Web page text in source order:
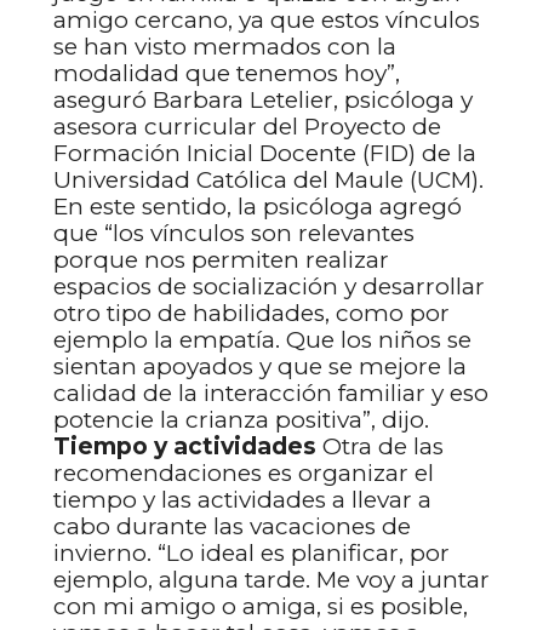
amigo cercano, ya que estos vínculos
se han visto mermados con la
modalidad que tenemos hoy”,
aseguró Barbara Letelier, psicóloga y
asesora curricular del Proyecto de
Formación Inicial Docente (FID) de la
Universidad Católica del Maule (UCM).
En este sentido, la psicóloga agregó
que “los vínculos son relevantes
porque nos permiten realizar
espacios de socialización y desarrollar
otro tipo de habilidades, como por
ejemplo la empatía. Que los niños se
sientan apoyados y que se mejore la
calidad de la interacción familiar y eso
potencie la crianza positiva”, dijo.
Tiempo y actividades Otra de las
recomendaciones es organizar el
tiempo y las actividades a llevar a
cabo durante las vacaciones de
invierno. “Lo ideal es planificar, por
ejemplo, alguna tarde. Me voy a juntar
con mi amigo o amiga, si es posible,